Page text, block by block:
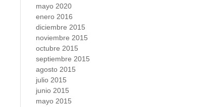
mayo 2020
enero 2016
diciembre 2015
noviembre 2015
octubre 2015
septiembre 2015
agosto 2015
julio 2015
junio 2015
mayo 2015